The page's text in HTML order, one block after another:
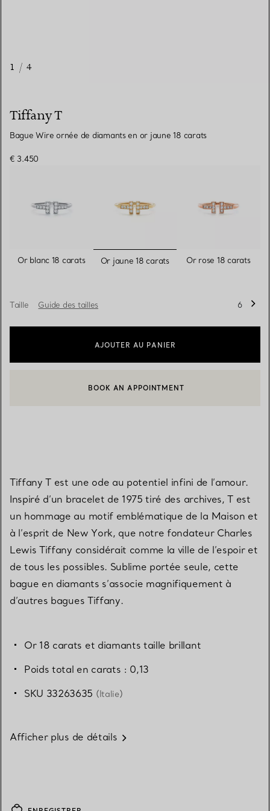
1 / 4
Tiffany T
Bague Wire ornée de diamants en or jaune 18 carats
€ 3.450
Or blanc 18 carats sélectionnés
Or jaune 18 carats Or rose 18 carats
Taille Guide des tailles 6
AJOUTER AU PANIER
CONTACTER UN CONSEILLER CLIENT OU PRENDRE RENDEZ-
BOOK AN APPOINTMENT
Tiffany T est une ode au potentiel infini de l’amour.
Inspiré d’un bracelet de 1975 tiré des archives, T est
un hommage au motif emblématique de la Maison et
à l’esprit de New York, que notre fondateur Charles
Lewis Tiffany considérait comme la ville de l’espoir et
de tous les possibles. Sublime portée seule, cette
bague en diamants s’associe magnifiquement à
d’autres bagues Tiffany.
Or 18 carats et diamants taille brillant
Poids total en carats : 0,13
SKU 33263635 (Italie)
Afficher plus de détails